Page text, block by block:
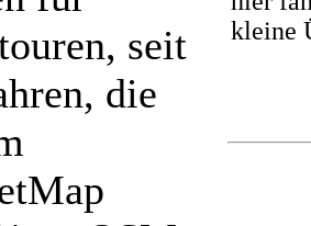
seit
die
kleine